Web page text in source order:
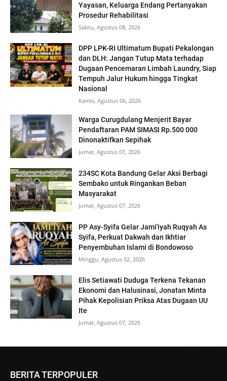
Yayasan, Keluarga Endang Pertanyakan
Prosedur Rehabilitasi
Sabtu, Agustus 08, 2026
DPP LPK-RI Ultimatum Bupati Pekalongan
dan DLH: Jangan Tutup Mata terhadap
Dugaan Pencemaran Limbah Laundry, Siap
Tempuh Jalur Hukum hingga Tingkat
Nasional
Kamis, Agustus 06, 2026
Warga Curugdulang Menjerit Bayar
Pendaftaran PAM SIMASI Rp.500 000
Dinonaktifkan Sepihak
Jumat, Agustus 07, 2026
234SC Kota Bandung Gelar Aksi Berbagi
Sembako untuk Ringankan Beban
Masyarakat
Jumat, Agustus 07, 2026
PP Asy-Syifa Gelar Jami'iyah Ruqyah As
Syifa, Perkuat Dakwah dan Ikhtiar
Penyembuhan Islami di Bondowoso
Minggu, Agustus 02, 2026
Elis Setiawati Duduga Terkena Tekanan
Ekonomi dan Halusinasi, Jonatan Minta
Pihak Kepolisian Priksa Atas Dugaan UU
Ite
Jumat, Agustus 07, 2026
BERITA TERPOPULER